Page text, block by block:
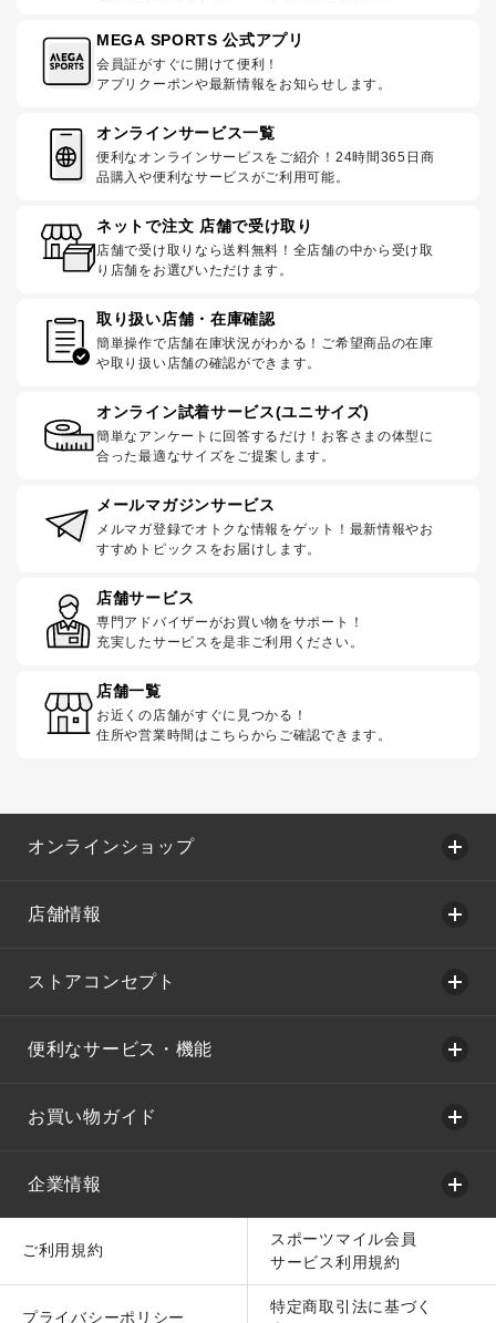
MEGA SPORTS 公式アプリ
会員証がすぐに開けて便利！
アプリクーポンや最新情報をお知らせします。
オンラインサービス一覧
便利なオンラインサービスをご紹介！24時間365日商
品購入や便利なサービスがご利用可能。
ネットで注文 店舗で受け取り
店舗で受け取りなら送料無料！全店舗の中から受け取
り店舗をお選びいただけます。
取り扱い店舗・在庫確認
簡単操作で店舗在庫状況がわかる！ご希望商品の在庫
や取り扱い店舗の確認ができます。
オンライン試着サービス(ユニサイズ)
簡単なアンケートに回答するだけ！お客さまの体型に
合った最適なサイズをご提案します。
メールマガジンサービス
メルマガ登録でオトクな情報をゲット！最新情報やお
すすめトピックスをお届けします。
店舗サービス
専門アドバイザーがお買い物をサポート！
充実したサービスを是非ご利用ください。
店舗一覧
お近くの店舗がすぐに見つかる！
住所や営業時間はこちらからご確認できます。
オンラインショップ
店舗情報
ストアコンセプト
便利なサービス・機能
お買い物ガイド
企業情報
ご利用規約
スポーツマイル会員
サービス利用規約
プライバシーポリシー
特定商取引法に基づく